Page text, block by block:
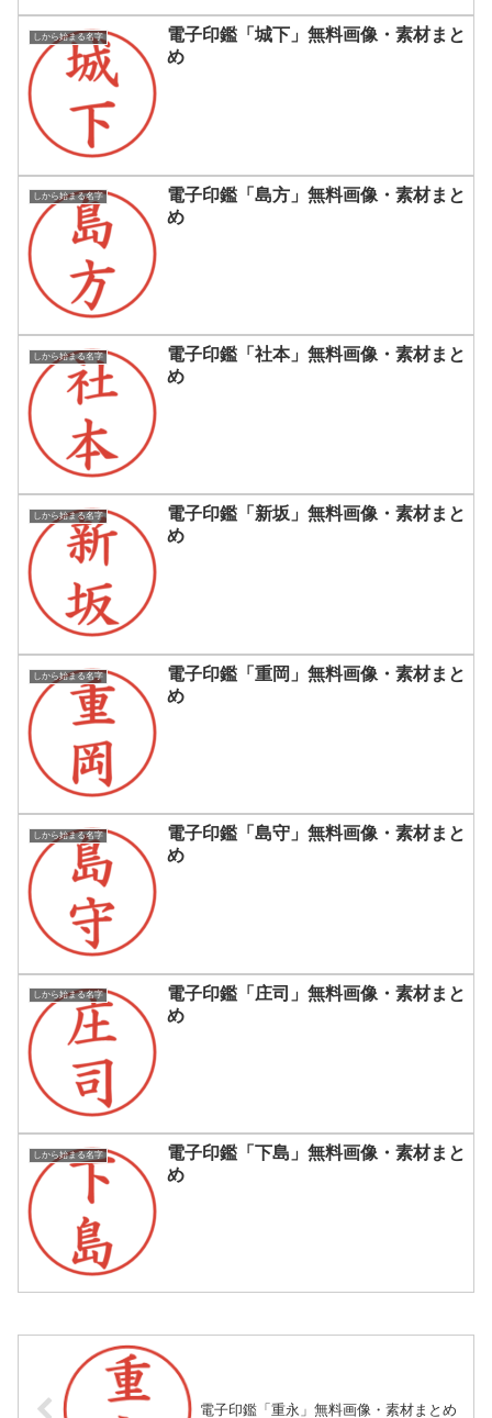
しから始まる名字
電子印鑑「城下」無料画像・素材まと
め
しから始まる名字
電子印鑑「島方」無料画像・素材まと
め
しから始まる名字
電子印鑑「社本」無料画像・素材まと
め
しから始まる名字
電子印鑑「新坂」無料画像・素材まと
め
しから始まる名字
電子印鑑「重岡」無料画像・素材まと
め
しから始まる名字
電子印鑑「島守」無料画像・素材まと
め
しから始まる名字
電子印鑑「庄司」無料画像・素材まと
め
しから始まる名字
電子印鑑「下島」無料画像・素材まと
め
電子印鑑「重永」無料画像・素材まとめ